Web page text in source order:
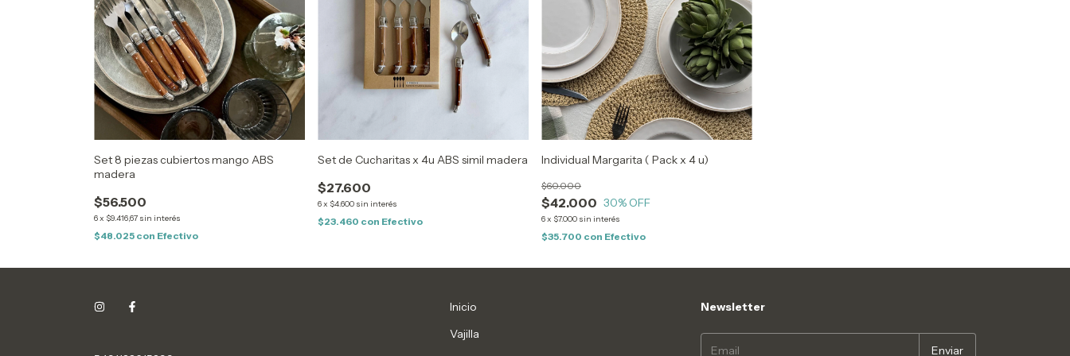
Set 8 piezas cubiertos mango ABS
madera
$56.500
6x $9.416,67 sin interés
$48.025 con Efectivo
Set de Cucharitas x 4u ABS simil madera
$27.600
6x $4.600 sin interés
$23.460 con Efectivo
Individual Margarita ( Pack x 4 u)
$42.000
$60.000
30% OFF
6x $7.000 sin interés
$35.700 con Efectivo
Inicio
Vajilla
Newsletter